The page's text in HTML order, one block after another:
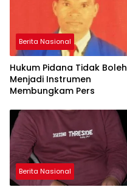
Berita Nasional
Hukum Pidana Tidak Boleh
Menjadi Instrumen
Membungkam Pers
Berita Nasional